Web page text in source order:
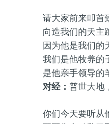
请大家前来叩首
向造我们的天主
因为他是我们的
我们是他牧养的
是他亲手领导的
对经： 普世大地
你们今天要听从